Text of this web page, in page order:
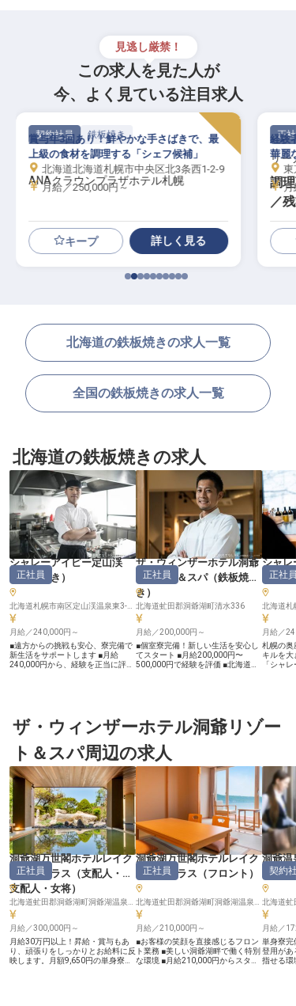
見逃し厳禁！
この求人を見た人が
今、よく見ている注目求人
契約社員 鉄板焼き
ANAクラウンプラザホテル札幌
賞与年3回あり！鮮やかな手さばきで、最
上級の食材を調理する「シェフ候補」
北海道北海道札幌市中央区北3条西1-2-9
月給／250,000円～
キープ 詳しく見る
正社
リー
調
／
経験
華麗
東
月
北海道の鉄板焼きの求人一覧
全国の鉄板焼きの求人一覧
北海道の鉄板焼きの求人
シャレーアイビー定山渓
（鉄板焼き ）
正社員
月給／240,000円～
■遠方からの挑戦も安心、寮完備で
新生活をサポートします ■月給
240,000円から、経験を正当に評価
の美しい自然に抱かれた当施設で、
お客様の心に残る美食体験を創造し
を通じて、旬の食材を最高の形で提
供し、五感で味わう感動をお届けし
ます。 お客様一人ひとりに寄り添
い、温かいおもてなしの心で特別な
時間を提供することが、私たちの喜
びです。 あなたの技術と情熱が、
お客様の旅の思い出を一層輝かせま
す。 ーー【安心の環境で成長し、
キャリアを築く】 当施設では、あ
なたの経験とスキルを正当に評価
し、月給240,000円からスタート。
昇給や賞与で日々の努力に応えま
す。 遠方からのご応募も安心の寮
制度があり、新しい生活をサポー
ト。 年間休日114日以上で、プライ
ベートも大切にしながら長く働ける
環境です。 経験豊富な仲間と共
に、おもてなしのプロとしてさらな
る高みを目指せる、やりがいのある
職場です。
ザ・ウィンザーホテル洞爺
リゾート＆スパ（鉄板焼
き ）
正社員
北海道虻田郡洞爺湖町清水336
月給／200,000円～
■個室寮完備！新しい生活を安心し
てスタート ■月給200,000円〜
500,000円で経験を評価 ■北海道の
ンに位置する当ホテルは、訪れるお
客様に忘れられない感動を提供して
んだ新鮮な海の幸や山の恵みをはじ
め、全国から厳選された特選素材を
活かし、お客様の目の前でダイナミ
ックに調理する鉄板焼きは、まさに
培ってきた調理スキルと、お客様を
笑顔にしたいというおもてなしの心
を存分に発揮できる舞台がここにあ
ります。 ーー【安心して長く働け
る環境とキャリアアップの機会】
当ホテルでは、従業員一人ひとりが
安心して長く働ける環境を大切にし
ています。個室寮を完備しており、
トイレやシャワー付きで大浴場やコ
インランドリーも利用可能です。
また、従業員食堂や通勤バス送迎な
ど、日々の生活をサポートする福利
厚生も充実しています。経験豊富な
先輩スタッフと共に働きながら、さ
らなる技術や知識の向上を目指せる
環境です。 あなたの意欲と向上心
を応援し、キャリアアップを支援す
る体制が整っていますので、安心し
シャレ
（鉄板
正社員
月給／
札幌の奥
キルを大
「シャ
が訪れる
なしのた
腰を据えて働
は個室
それぞれ
なりま
ジできる
値を大き
「シャレ
ことん
【シャレ
て】
た、外
ホテル
「ZUI」
きルーム
わった料
や国産牛
ザ・ウィンザーホテル洞爺リゾー
ト＆スパ周辺の求人
洞爺湖万世閣ホテルレイク
サイドテラス （支配人・副
支配人・女将）
正社員
月給／300,000円～
月給30万円以上！昇給・賞与もあ
り、頑張りをしっかりとお給料に反
映します。月額9,650円の単身寮・
洞爺湖万世閣ホテルレイク
サイドテラス （フロント ）
正社員
月給／210,000円～
■お客様の笑顔を直接感じるフロン
ト業務 ■美しい洞爺湖畔で働く特別
な環境 ■月給210,000円からスター
洞爺温
ント）
契約社
北海道虻
月給／
単身寮完
登用があ
指せる環